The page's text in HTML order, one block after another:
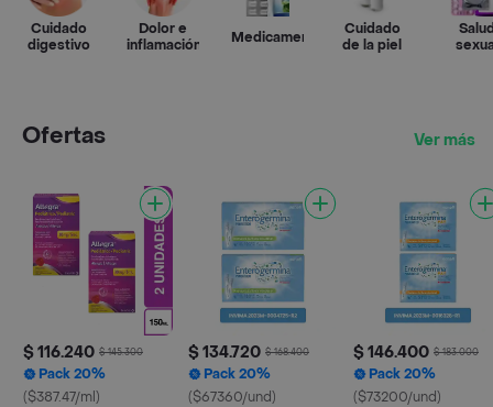
Cuidado
digestivo
Dolor e
inflamación
Medicamentos
Cuidado
de la piel
Ofertas Ver más
$ 116.240 $ 145.300
Pack 20%
($387.47/ml)
$ 134.720 $ 168.400
Pack 20%
($67360/und)
$ 146.400 $ 183.000
Pack 20%
($73200/und)